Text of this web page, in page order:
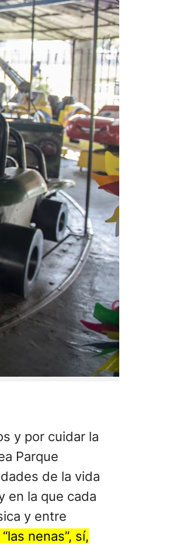
y por cuidar la
Parque
de la vida
en la que cada
y entre
nenas”, sí,